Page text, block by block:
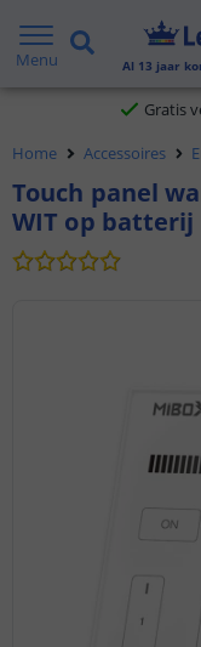
Menu Al 13 jaar
Gratis
Voor
Home Accessoires
Touch panel
WIT op